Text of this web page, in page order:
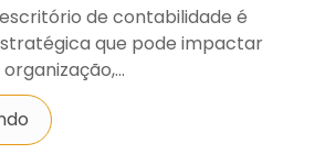
de contabilidade é
que pode impactar